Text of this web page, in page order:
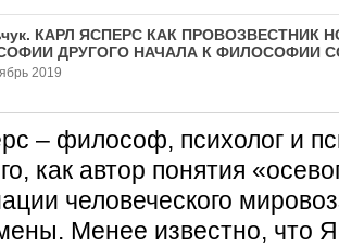
КАРЛ ЯСПЕРС КАК ПРОВОЗВЕСТНИК
ДРУГОГО НАЧАЛА К ФИЛОСОФИИ
2019
– философ, психолог и
как автор понятия
человеческого
Менее известно, что